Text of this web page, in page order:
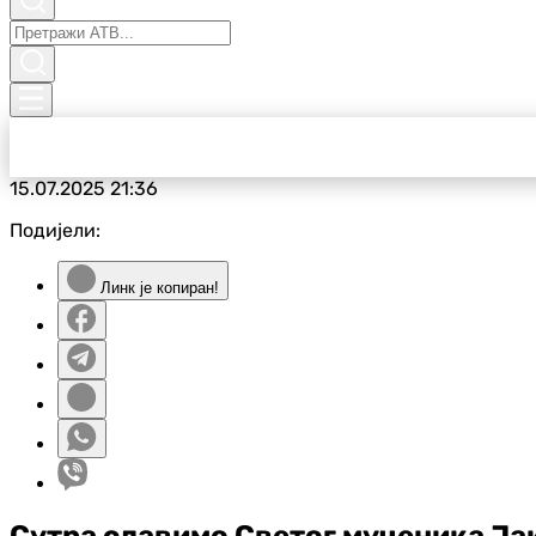
15.07.202521:36
Подијели:
Линк је копиран!